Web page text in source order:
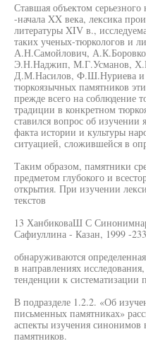
Ставшая объектом
-начала XX века, лексика
литературы XIV в.,
таких ученых-тюркологов и
А.Н.Самойлович,
Э.Н.Наджип, М.Г.Усманов,
Д.М.Насилов, Ф.Ш.Нуриева и
тюркоязычных памятников
прежде всего на соблюдение
традиции в конкретном
ставился вопрос об
факта истории и культуры
ситуацией, сложившейся в
Таким образом, памятники
предметом глубокого и
открытия. При изучении
текстов
13 ХанбиковаШ С
Сафиуллина - Казан, 1999 -
обнаруживаются
в направлениях
тенденции к систематизации
В подразделе 1.2.2. «Об
письменных памятниках»
аспекты изучения
памятников.